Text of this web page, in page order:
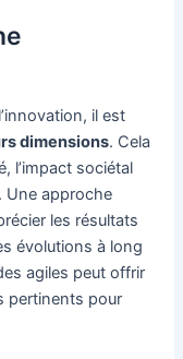
il est
dimensions. Cela
l’impact sociétal
Une approche
les résultats
évolutions à long
agiles peut offrir
pertinents pour